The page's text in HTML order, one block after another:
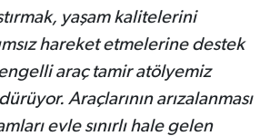
yaşam kalitelerini
hareket etmelerine destek
araç tamir atölyemiz
Araçlarının arızalanması
evle sınırlı hale gelen